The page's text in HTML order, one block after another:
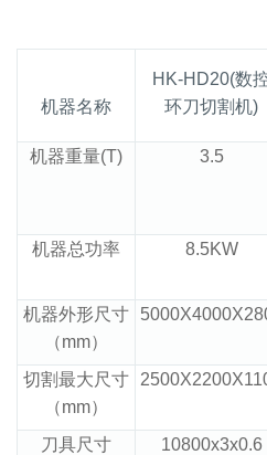
机器名称
HK-HD20(数
环刀切割机)
机器重量(T) 3.5
机器总功率
8.5KW
机器外形尺寸
（mm）
切割最大尺寸
（mm）
刀具尺寸
10800x3x0.6